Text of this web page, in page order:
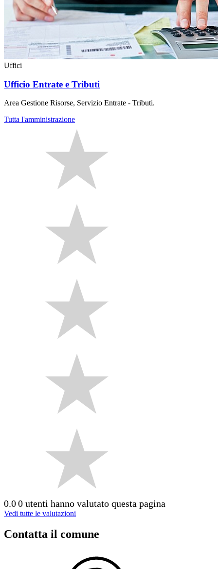
Uffici
Ufficio Entrate e Tributi
Area Gestione Risorse, Servizio Entrate - Tributi.
Tutta l'amministrazione
0.00 utenti hanno valutato questa pagina
Vedi tutte le valutazioni
Contatta il comune